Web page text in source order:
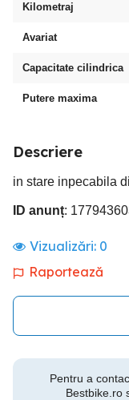
Kilometraj
Avariat
Capacitate cilindrica
Putere maxima
Descriere
in stare inpecabila
ID anunț:
Vizualizări: 0
Raportează
Pentru a
Bestbike.ro